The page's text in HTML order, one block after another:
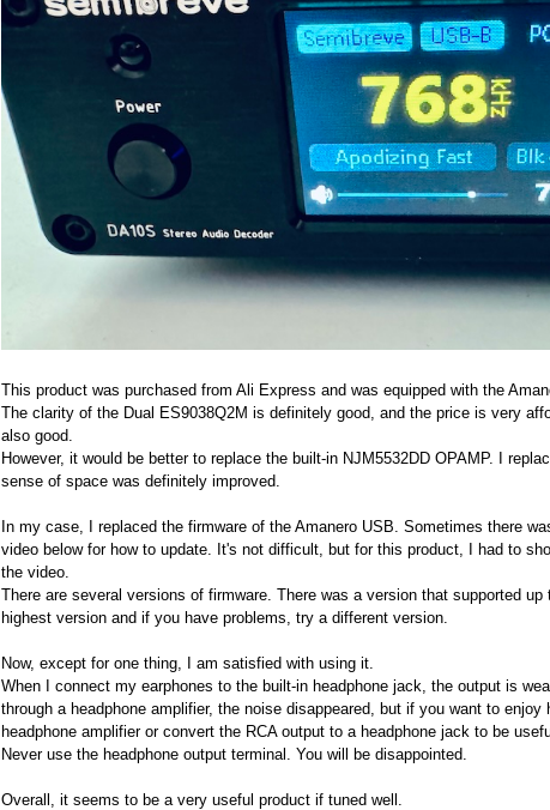
This product was purchased from Ali Express and was equipped with the
The clarity of the Dual ES9038Q2M is definitely good, and the price is very
also good.
However, it would be better to replace the built-in NJM5532DD OPAMP. I
sense of space was definitely improved.
In my case, I replaced the firmware of the Amanero USB. Sometimes there
video below for how to update. It's not difficult, but for this product, I had to
the video.
There are several versions of firmware. There was a version that supported
highest version and if you have problems, try a different version.
Now, except for one thing, I am satisfied with using it.
When I connect my earphones to the built-in headphone jack, the output is
through a headphone amplifier, the noise disappeared, but if you want to
headphone amplifier or convert the RCA output to a headphone jack to be
Never use the headphone output terminal. You will be disappointed.
Overall, it seems to be a very useful product if tuned well.